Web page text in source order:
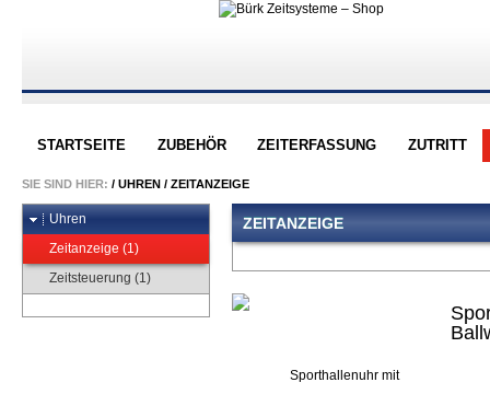
STARTSEITE ZUBEHÖR ZEITERFASSUNG ZUTRITT
SIE SIND HIER: / UHREN / ZEITANZEIGE
Uhren
Zeitanzeige (1)
Zeitsteuerung (1)
ZEITANZEIGE